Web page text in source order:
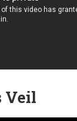
Veil